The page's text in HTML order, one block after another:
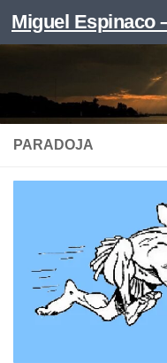
Skip to content
PARADOJA